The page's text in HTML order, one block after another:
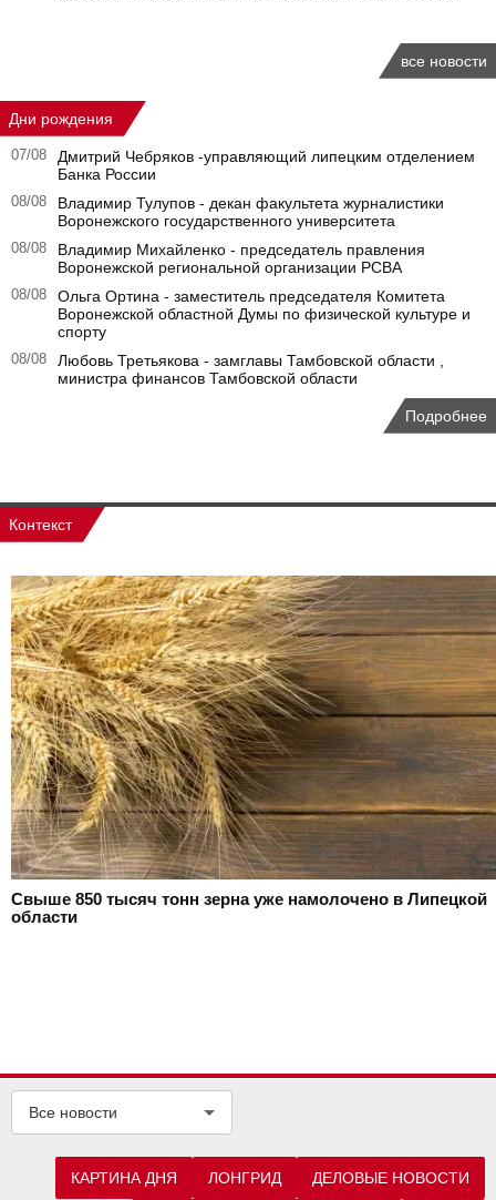
все новости
Дни рождения
07/08
Дмитрий Чебряков -управляющий липецким отделением
Банка России
08/08
Владимир Тулупов - декан факультета журналистики
Воронежского государственного университета
08/08
Владимир Михайленко - председатель правления
Воронежской региональной организации РСВА
08/08
Ольга Ортина - заместитель председателя Комитета
Воронежской областной Думы по физической культуре и
спорту
08/08
Любовь Третьякова - замглавы Тамбовской области ,
министра финансов Тамбовской области
Подробнее
Контекст
Свыше 850 тысяч тонн зерна уже намолочено в Липецкой
области
Все новости
КАРТИНА ДНЯ ЛОНГРИД ДЕЛОВЫЕ НОВОСТИ